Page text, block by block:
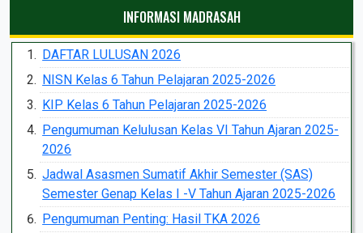
INFORMASI MADRASAH
DAFTAR LULUSAN 2026
NISN Kelas 6 Tahun Pelajaran 2025-2026
KIP Kelas 6 Tahun Pelajaran 2025-2026
Pengumuman Kelulusan Kelas VI Tahun Ajaran 2025-
2026
Jadwal Asasmen Sumatif Akhir Semester (SAS)
Semester Genap Kelas I -V Tahun Ajaran 2025-2026
Pengumuman Penting: Hasil TKA 2026